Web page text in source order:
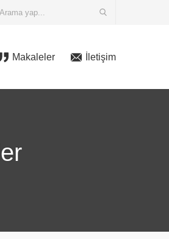
Makaleler İletişim